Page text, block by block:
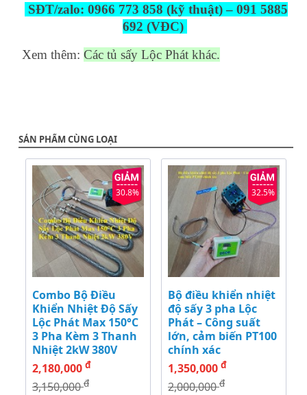
SĐT/zalo: 0966 773 858 (kỹ thuật) – 091 5885
692 (VĐC)
Xem thêm: Các tủ sấy Lộc Phát khác.
SẢN PHẨM CÙNG LOẠI
30.8%
Combo Bộ Điều
Khiển Nhiệt Độ Sấy
Lộc Phát Max 150°C
3 Pha Kèm 3 Thanh
Nhiệt 2kW 380V
2,180,000 đ
3,150,000đ
32.5%
Bộ điều khiển nhiệt
độ sấy 3 pha Lộc
Phát – Công suất
lớn, cảm biến PT100
chính xác
1,350,000 đ
2,000,000đ